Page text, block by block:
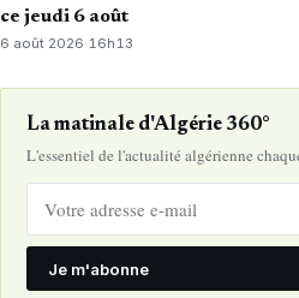
ce jeudi 6 août
6 août 2026·16h13
La matinale d'Algérie 360°
L'essentiel de l'actualité algérienne
Je m'abonne